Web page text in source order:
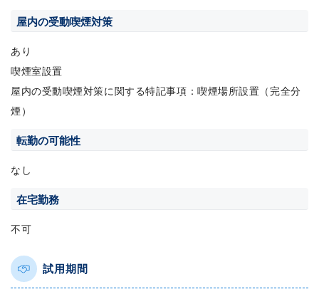
屋内の受動喫煙対策
あり
喫煙室設置
屋内の受動喫煙対策に関する特記事項：喫煙場所設置（完全分
煙）
転勤の可能性
なし
在宅勤務
不可
試用期間